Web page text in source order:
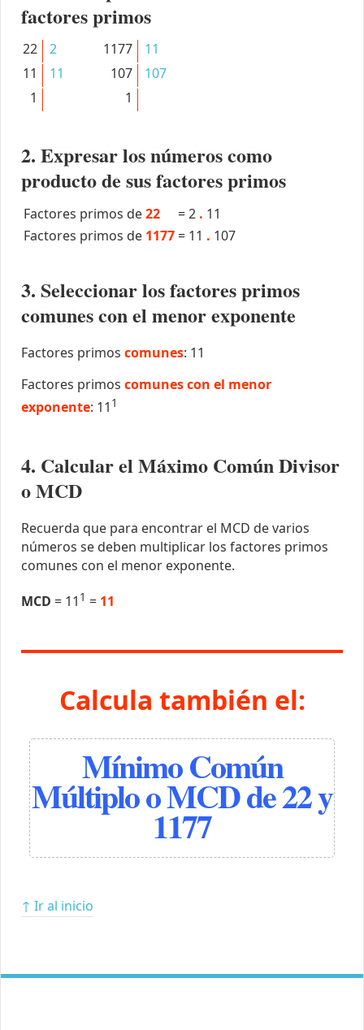
factores primos
22
2
11
11
1
1177
11
107
107
1
2. Expresar los números como
producto de sus factores primos
Factores primos de22 =2 . 11
Factores primos de 1177 = 11 . 107
3. Seleccionar los factores primos
comunes con el menor exponente
Factores primos comunes: 11
Factores primos comunes con el menor
exponente: 11 1
4. Calcular el Máximo Común Divisor
o MCD
Recuerda que para encontrar el MCD de varios
números se deben multiplicar los factores primos
comunes con el menor exponente.
MCD = 11 1 = 11
Calcula también el:
Mínimo Común
Múltiplo o MCD de 22 y
1177
↑ Ir al inicio